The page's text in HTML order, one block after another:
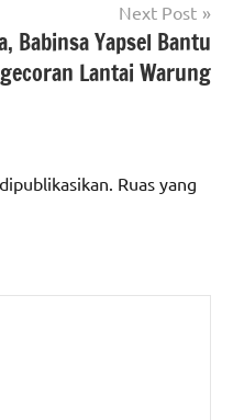
Next Post
Babinsa Yapsel Bantu
Lantai Warung
Ruas yang